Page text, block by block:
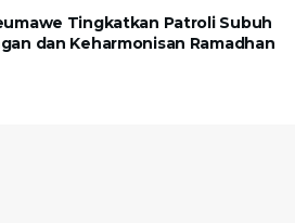
Tingkatkan Patroli Subuh
dan Keharmonisan Ramadhan